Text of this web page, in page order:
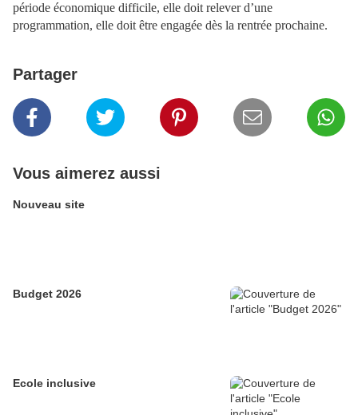
période économique difficile, elle doit relever d’une
programmation, elle doit être engagée dès la rentrée prochaine.
Partager
Vous aimerez aussi
Nouveau site
Budget 2026
Ecole inclusive